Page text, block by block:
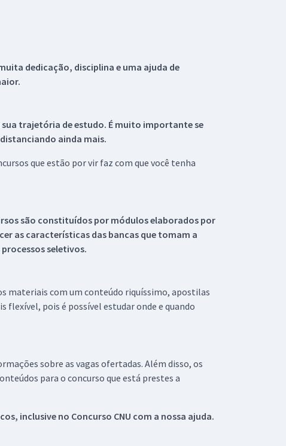
dedicação, disciplina e uma ajuda de
trajetória de estudo. É muito importante se
ainda mais.
que estão por vir faz com que você tenha
são constituídos por módulos elaborados por
as características das bancas que tomam a
seletivos.
materiais com um conteúdo riquíssimo, apostilas
pois é possível estudar onde e quando
sobre as vagas ofertadas. Além disso, os
para o concurso que está prestes a
inclusive no Concurso CNU com a nossa ajuda.